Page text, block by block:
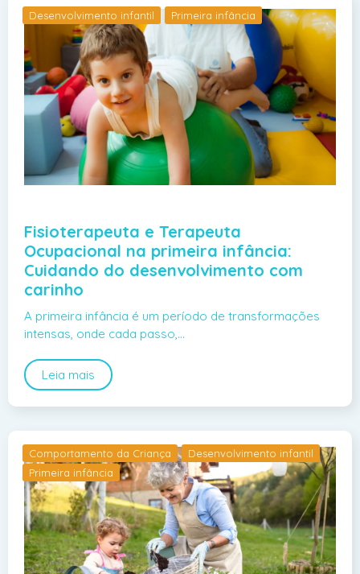
Desenvolvimento infantil Primeira infância
Fisioterapeuta e Terapeuta
Ocupacional na primeira infância:
Cuidando do desenvolvimento com
carinho
A primeira infância é um período de transformações
intensas, onde cada passo,…
Leia mais
Comportamento da Criança
Desenvolvimento infantil
Primeira infância